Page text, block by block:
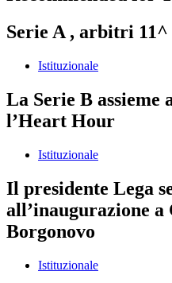
Serie A , arbitri
Istituzionale
La Serie B assieme
l’Heart Hour
Istituzionale
Il presidente Lega
all’inaugurazione
Borgonovo
Istituzionale